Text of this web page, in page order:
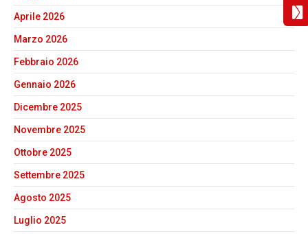
Aprile 2026
Marzo 2026
Febbraio 2026
Gennaio 2026
Dicembre 2025
Novembre 2025
Ottobre 2025
Settembre 2025
Agosto 2025
Luglio 2025